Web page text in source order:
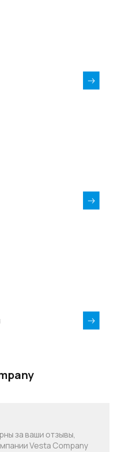
за ваши отзывы,
Vesta Company